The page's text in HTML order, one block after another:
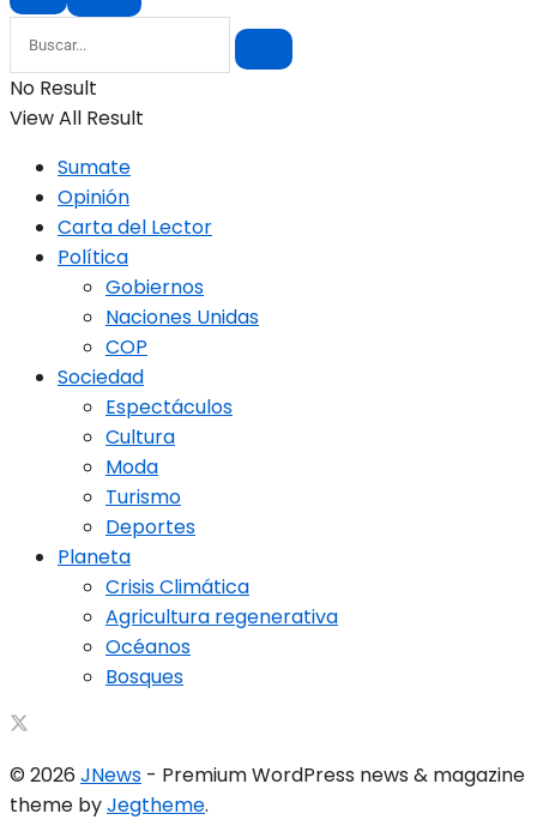
No Result
View All Result
Sumate
Opinión
Carta del Lector
Política
Gobiernos
Naciones Unidas
COP
Sociedad
Espectáculos
Cultura
Moda
Turismo
Deportes
Planeta
Crisis Climática
Agricultura regenerativa
Océanos
Bosques
© 2026 JNews - Premium WordPress news & magazine
theme byJegtheme.